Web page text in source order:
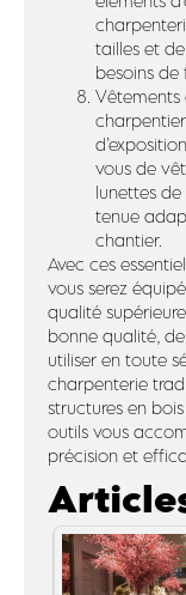
tailles et
besoins de
Vêtements
vous de
lunettes
tenue
chantier.
Avec ces
vous serez
qualité
bonne qualité,
utiliser en toute
charpenterie
structures en
outils vous
précision et